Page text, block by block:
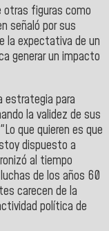
otras figuras como
señaló por sus
la expectativa de un
generar un impacto
estrategia para
la validez de sus
que quieren es que
dispuesto a
al tiempo
de los años 60
carecen de la
política de